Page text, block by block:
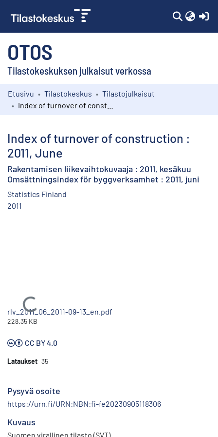
OTOS
Tilastokeskuksen julkaisut verkossa
Kokoelmat
Etusivu Tilastokeskus
Tilastojulkaisut
Index of turnover of construction :
2011, June
Rakentamisen liikevaihtokuvaaja : 2011, kesäkuu
Omsättningsindex för byggverksamhet : 2011, juni
Statistics Finland
2011
Ladataan...
rlv_2011_06_2011-09-13_en.pdf
228.35 KB
CC BY 4.0
Lataukset 35
Pysyvä osoite
https://urn.fi/URN:NBN:fi-fe20230905118306
Kuvaus
Suomen virallinen tilasto (SVT)